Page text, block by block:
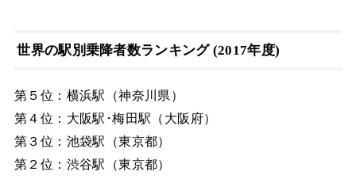
世界の駅別乗降者数ランキング (2017年度)
第５位：横浜駅（神奈川県）
第４位：大阪駅･梅田駅（大阪府）
第３位：池袋駅（東京都）
第２位：渋谷駅（東京都）